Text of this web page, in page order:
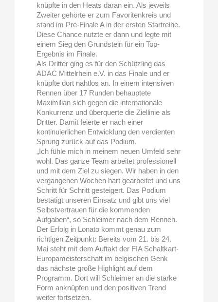
knüpfte in den Heats daran ein. Als jeweils
Zweiter gehörte er zum Favoritenkreis und
stand im Pre-Finale A in der ersten Startreihe.
Diese Chance nutzte er dann und legte mit
einem Sieg den Grundstein für ein Top-
Ergebnis im Finale.
Als Dritter ging es für den Schützling das
ADAC Mittelrhein e.V. in das Finale und er
knüpfte dort nahtlos an. In einem intensiven
Rennen über 17 Runden behauptete
Maximilian sich gegen die internationale
Konkurrenz und überquerte die Ziellinie als
Dritter. Damit feierte er nach einer
kontinuierlichen Entwicklung den verdienten
Sprung zurück auf das Podium.
„Ich fühle mich in meinem neuen Umfeld sehr
wohl. Das ganze Team arbeitet professionell
und mit dem Ziel zu siegen. Wir haben in den
vergangenen Wochen hart gearbeitet und uns
Schritt für Schritt gesteigert. Das Podium
bestätigt unseren Einsatz und gibt uns viel
Selbstvertrauen für die kommenden
Aufgaben“, so Schleimer nach dem Rennen.
Der Erfolg in Lonato kommt genau zum
richtigen Zeitpunkt: Bereits vom 21. bis 24.
Mai steht mit dem Auftakt der FIA Schaltkart-
Europameisterschaft im belgischen Genk
das nächste große Highlight auf dem
Programm. Dort will Schleimer an die starke
Form anknüpfen und den positiven Trend
weiter fortsetzen.